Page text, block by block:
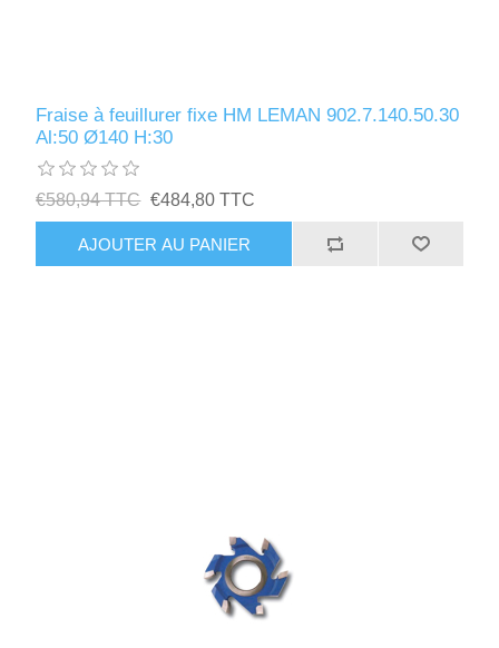
Fraise à feuillurer fixe HM LEMAN 902.7.140.50.30
Al:50 Ø140 H:30
€580,94 TTC €484,80 TTC